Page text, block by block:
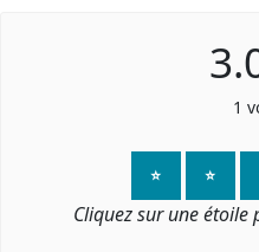
1
⭐ ⭐
Cliquez sur une